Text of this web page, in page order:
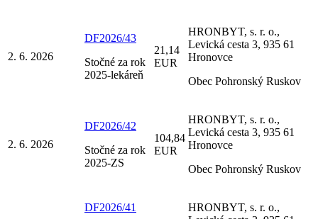
2. 6. 2026
DF2026/43
Stočné za rok
2025-lekáreň
21,14
EUR
HRONBYT, s. r. o.,
Levická cesta 3, 935 61
Hronovce
Obec Pohronský Ruskov
2. 6. 2026
DF2026/42
Stočné za rok
2025-ZS
104,84
EUR
HRONBYT, s. r. o.,
Levická cesta 3, 935 61
Hronovce
Obec Pohronský Ruskov
DF2026/41
HRONBYT, s. r. o.,